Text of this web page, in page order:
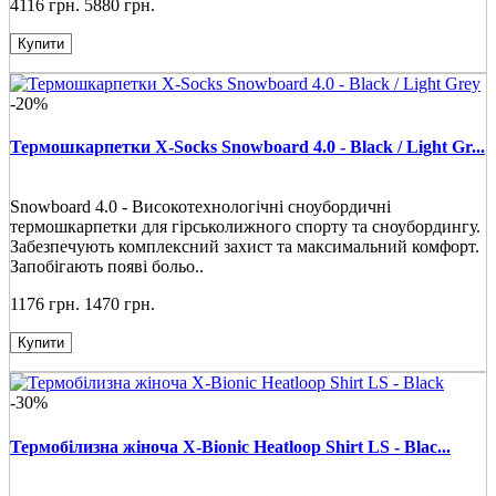
4116 грн. 5880 грн.
Купити
-20%
Термошкарпетки X-Socks Snowboard 4.0 - Black / Light Gr...
Snowboard 4.0 - Високотехнологічні сноубордичні
термошкарпетки для гірськолижного спорту та сноубордингу.
Забезпечують комплексний захист та максимальний комфорт.
Запобігають появі больо..
1176 грн. 1470 грн.
Купити
-30%
Термобілизна жіноча X-Bionic Heatloop Shirt LS - Blac...